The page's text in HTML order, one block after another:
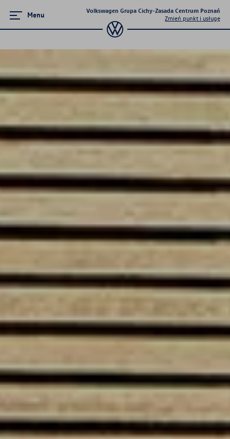
Menu
Volkswagen Grupa Cichy-Zasada Centrum Poznań
Zmień punkt i usługę
Strona główna
Promocje i aktualności
Modele osobowe
Finansowanie
Ubezpieczenia
Akcesoria
Gwarancja i ochrona
Flota
Program Nora
Mapa i kontakt